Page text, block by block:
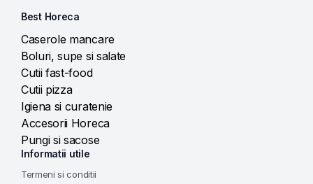
Best Horeca
Caserole mancare
Boluri, supe si salate
Cutii fast-food
Cutii pizza
Igiena si curatenie
Accesorii Horeca
Pungi si sacose
Informatii utile
Termeni si conditii